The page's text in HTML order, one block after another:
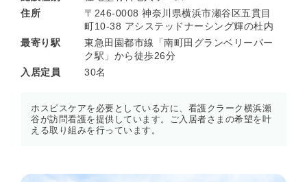
住所
〒246-0008 神奈川県横浜市瀬谷区五貫目
町10-38 アシステッドナーシング輝の杜内
最寄り駅
東急田園都市線「南町田グランベリーパー
ク駅」から徒歩26分
入居定員
30名
ホスピスケアを必要としている方に、看護クラーク横浜瀬
谷が訪問看護を提供しています。ご入居者さまの希望を叶
える取り組みを行っています。